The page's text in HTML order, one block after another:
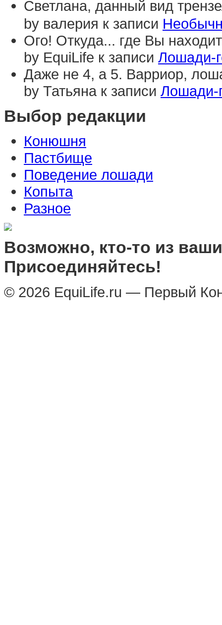
Светлана, данный вид
by валерия к записи
Ого! Откуда... где Вы
by EquiLife к записи Лошади-
Даже не 4, а 5. Варриор,
by Татьяна к записи Лошади-
Выбор редакции
Конюшня
Пастбище
Поведение лошади
Копыта
Разное
Возможно, кто-то из
Присоединяйтесь!
© 2026 EquiLife.ru — Первый